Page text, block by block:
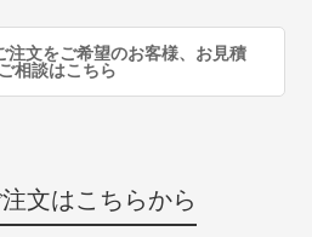
注文をご希望のお客様、お見積
相談はこちら
文はこちらから